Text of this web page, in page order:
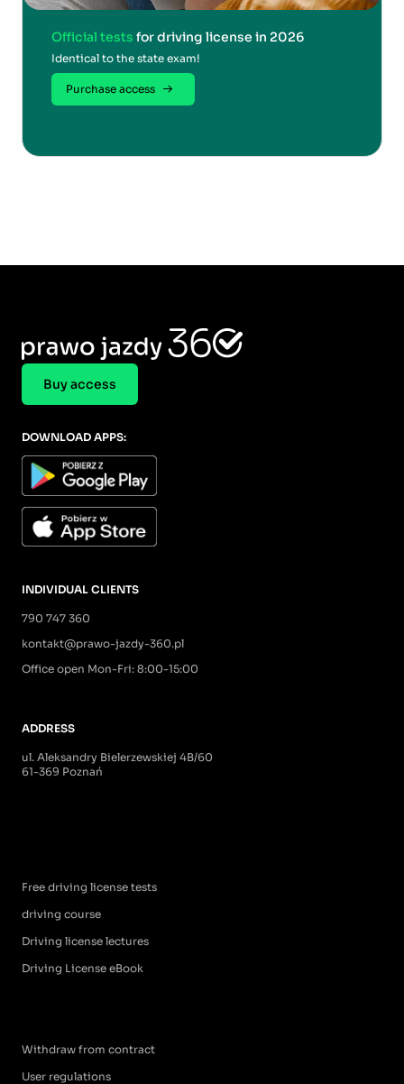
Official tests for driving license in 2026
Identical to the state exam!
Purchase access
Buy access
INDIVIDUAL CLIENTS
790 747 360
kontakt@prawo-jazdy-360.pl
Office open Mon-Fri: 8:00-15:00
ADDRESS
ul. Aleksandry Bielerzewskiej 4B/60
61-369 Poznań
Free driving license tests
driving course
Driving license lectures
Driving License eBook
Withdraw from contract
User regulations
DOWNLOAD APPS: